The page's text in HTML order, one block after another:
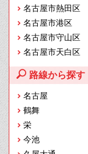
名古屋市熱田区
名古屋市港区
名古屋市守山区
名古屋市天白区
路線から探す
名古屋
鶴舞
栄
今池